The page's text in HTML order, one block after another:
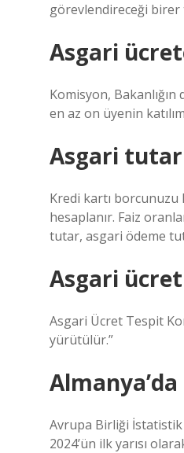
görevlendireceği birer
Asgari
Komisyon,
en az on üyenin
Asgari
Kredi kartı borcunuzu
hesaplanır. Faiz
tutar, asgari ödeme
Asgari
Asgari Ücret Tespit
yürütülür.”
Avrupa Birliği İstatistik
2024’ün ilk yarısı